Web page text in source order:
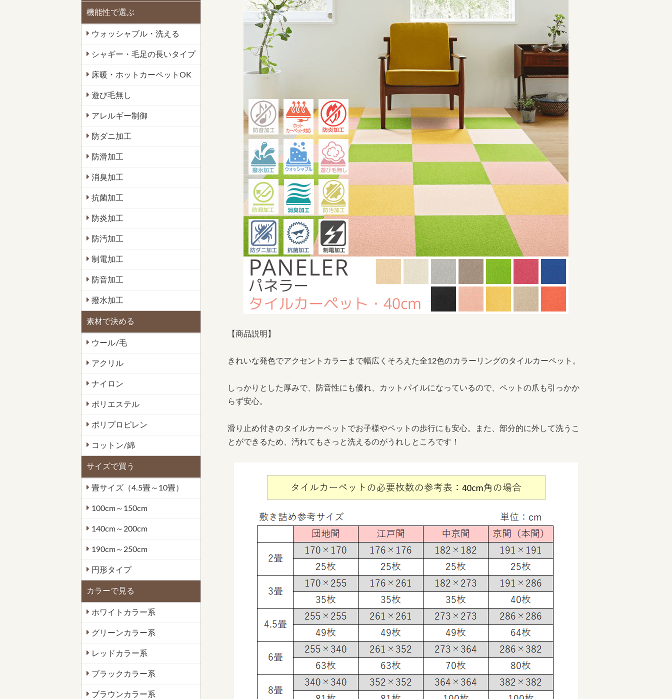
機能性で選ぶ
ウォッシャブル・洗える
シャギー・毛足の長いタイプ
床暖・ホットカーペットOK
遊び毛無し
アレルギー制御
防ダニ加工
防滑加工
消臭加工
抗菌加工
防炎加工
防汚加工
制電加工
防音加工
撥水加工
素材で決める
ウール/毛
アクリル
ナイロン
ポリエステル
ポリプロピレン
コットン/綿
サイズで買う
畳サイズ（4.5畳～10畳）
100cm～150cm
140cm～200cm
190cm～250cm
円形タイプ
カラーで見る
ホワイトカラー系
グリーンカラー系
レッドカラー系
ブラックカラー系
ブラウンカラー系
【商品説明】
きれいな発色でアクセントカラーまで幅広くそろえた全12色のカラーリングのタイルカーペット。
しっかりとした厚みで、防音性にも優れ、カットパイルになっているので、ペットの爪も引っかか
らず安心。
滑り止め付きのタイルカーペットでお子様やペットの歩行にも安心。また、部分的に外して洗うこ
とができるため、汚れてもさっと洗えるのがうれしところです！